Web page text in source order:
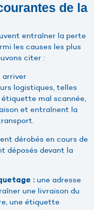
de la
entraîner la perte
les causes les plus
citer :
arriver
logistiques, telles
mal scannée,
et entraînent la
dérobés en cours de
déposés devant la
: une adresse
une livraison du
une étiquette